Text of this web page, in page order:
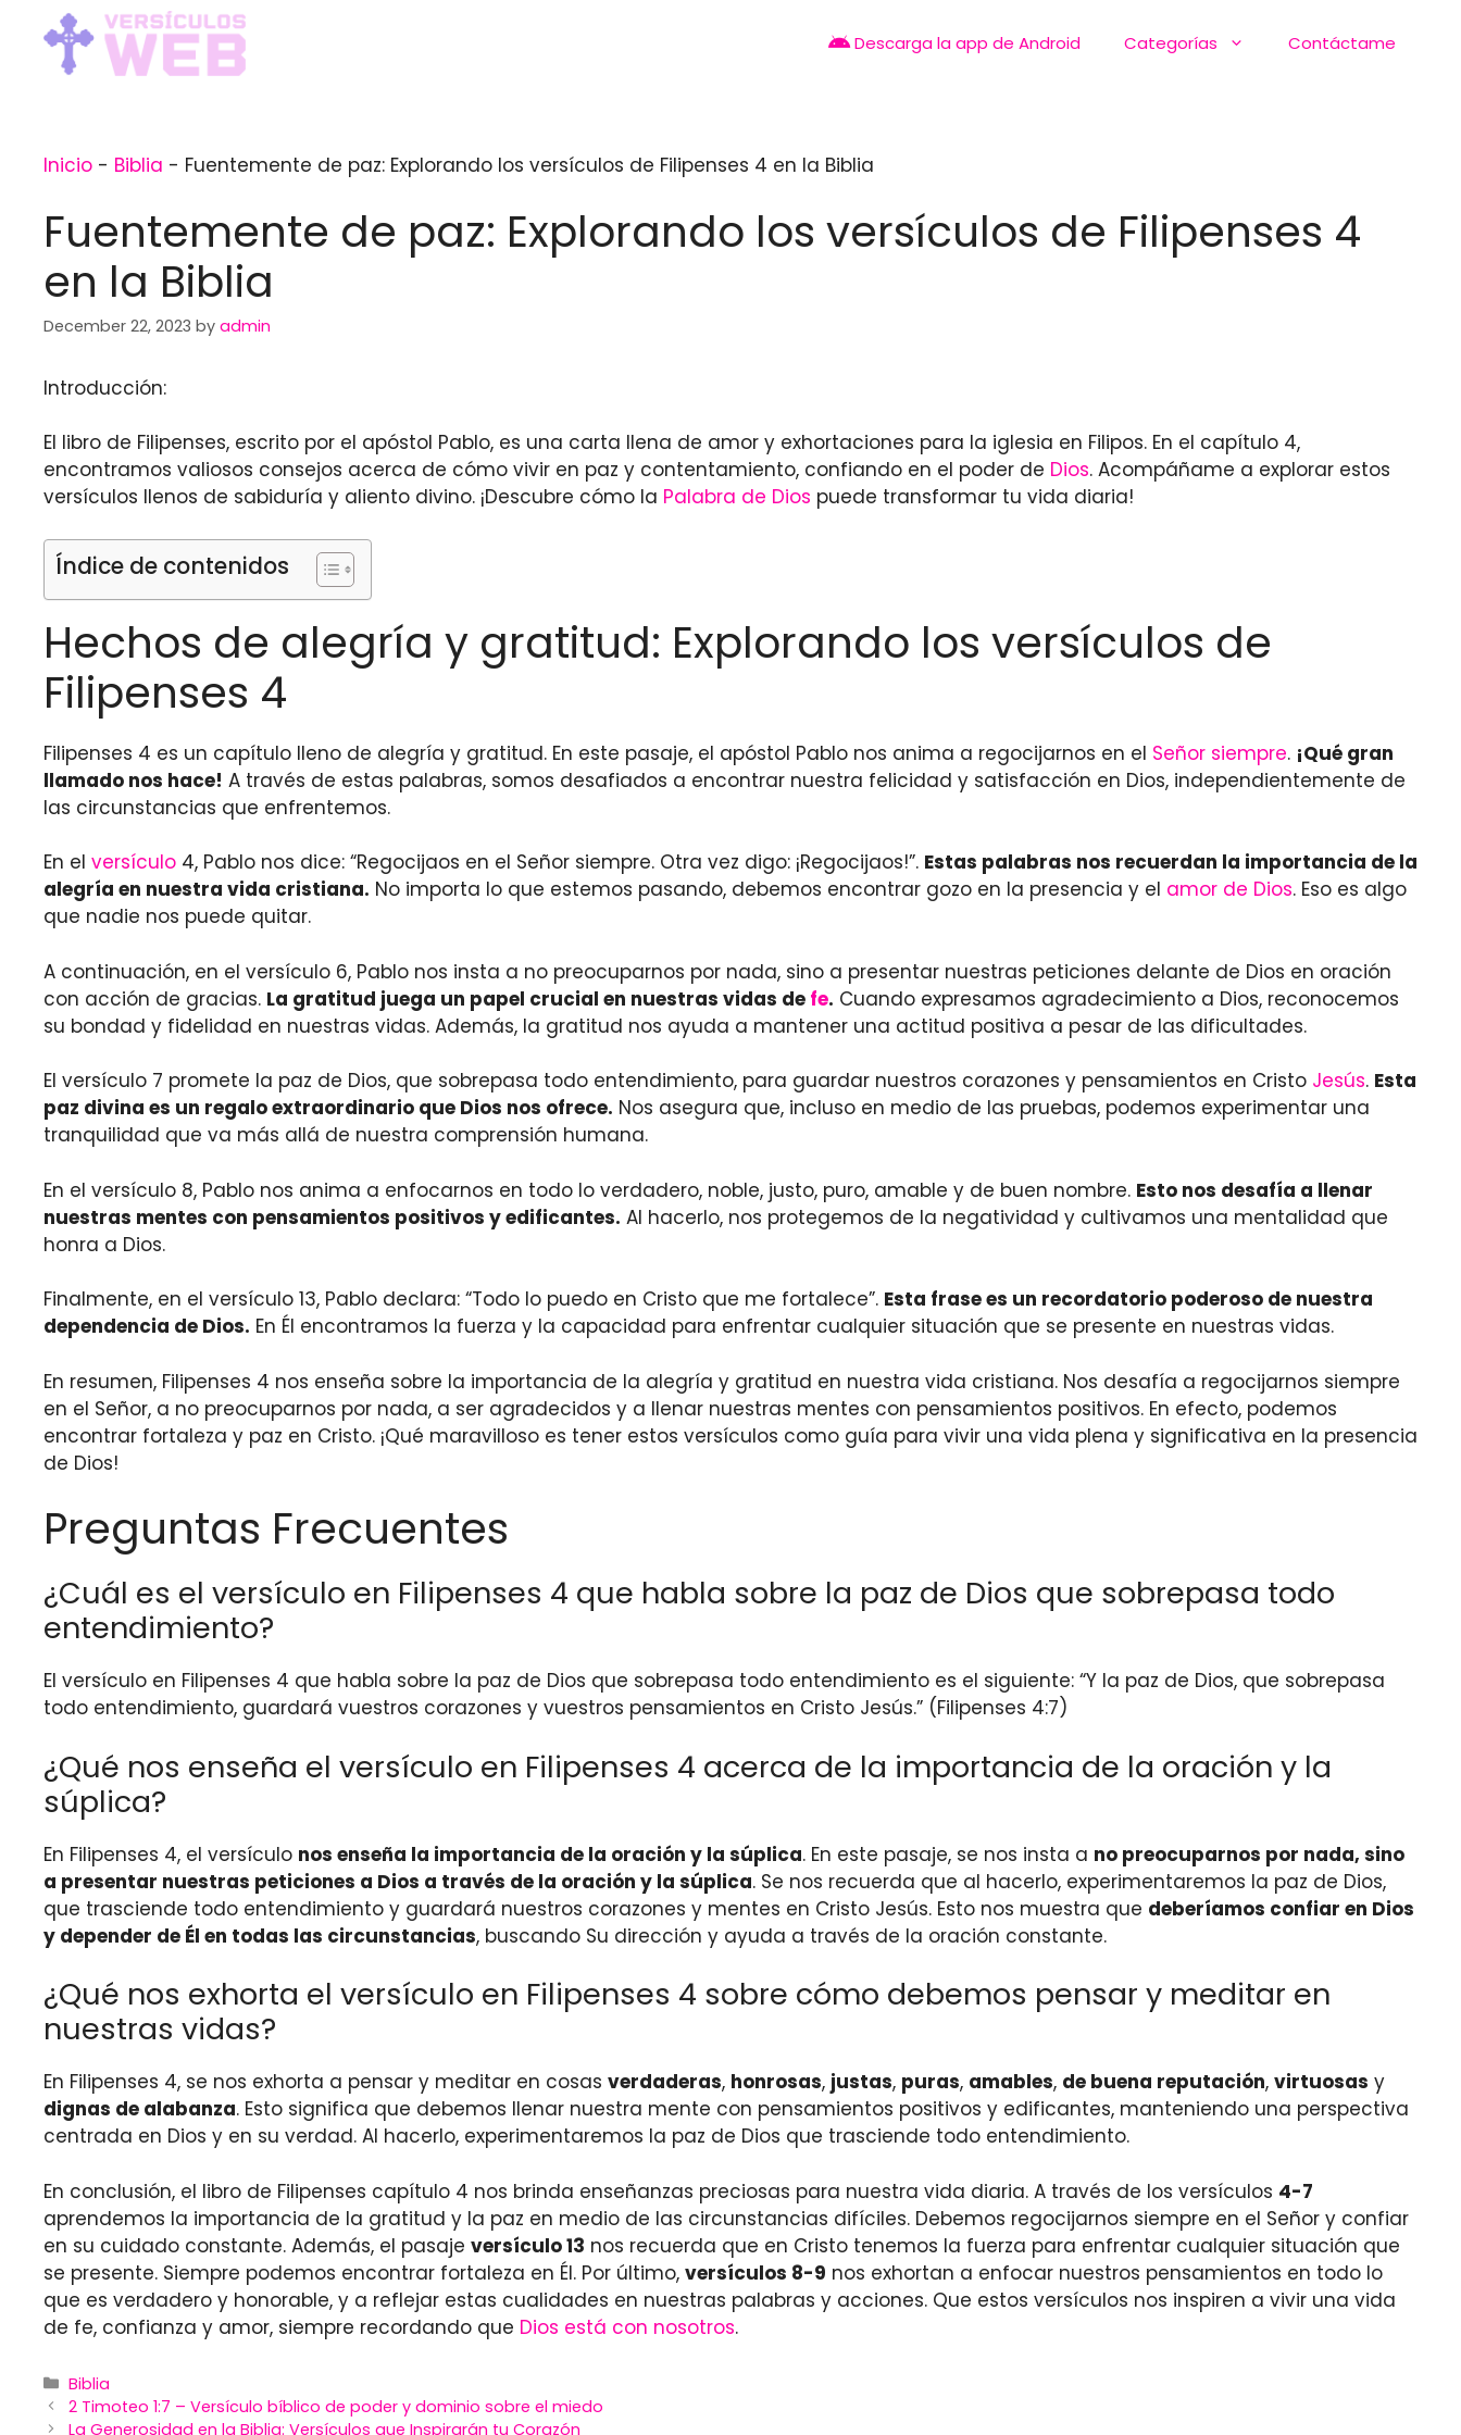
content
Descarga la app de Android Categorías Contáctame
Inicio - Biblia - Fuentemente de paz: Explorando los versículos de Filipenses 4 en la Biblia
Fuentemente de paz: Explorando los versículos de Filipenses 4
en la Biblia
December 22, 2023 by admin
Introducción:
El libro de Filipenses, escrito por el apóstol Pablo, es una carta llena de amor y exhortaciones para la iglesia en Filipos. En el capítulo 4,
encontramos valiosos consejos acerca de cómo vivir en paz y contentamiento, confiando en el poder de Dios. Acompáñame a explorar estos
versículos llenos de sabiduría y aliento divino. ¡Descubre cómo la Palabra de Dios puede transformar tu vida diaria!
Índice de contenidos
Hechos de alegría y gratitud: Explorando los versículos de
Filipenses 4
Filipenses 4 es un capítulo lleno de alegría y gratitud. En este pasaje, el apóstol Pablo nos anima a regocijarnos en el Señor siempre. ¡Qué gran
llamado nos hace! A través de estas palabras, somos desafiados a encontrar nuestra felicidad y satisfacción en Dios, independientemente de
las circunstancias que enfrentemos.
En el versículo 4, Pablo nos dice: “Regocijaos en el Señor siempre. Otra vez digo: ¡Regocijaos!”. Estas palabras nos recuerdan la importancia de la
alegría en nuestra vida cristiana. No importa lo que estemos pasando, debemos encontrar gozo en la presencia y el amor de Dios. Eso es algo
que nadie nos puede quitar.
A continuación, en el versículo 6, Pablo nos insta a no preocuparnos por nada, sino a presentar nuestras peticiones delante de Dios en oración
con acción de gracias. La gratitud juega un papel crucial en nuestras vidas de fe. Cuando expresamos agradecimiento a Dios, reconocemos
su bondad y fidelidad en nuestras vidas. Además, la gratitud nos ayuda a mantener una actitud positiva a pesar de las dificultades.
El versículo 7 promete la paz de Dios, que sobrepasa todo entendimiento, para guardar nuestros corazones y pensamientos en Cristo Jesús. Esta
paz divina es un regalo extraordinario que Dios nos ofrece. Nos asegura que, incluso en medio de las pruebas, podemos experimentar una
tranquilidad que va más allá de nuestra comprensión humana.
En el versículo 8, Pablo nos anima a enfocarnos en todo lo verdadero, noble, justo, puro, amable y de buen nombre. Esto nos desafía a llenar
nuestras mentes con pensamientos positivos y edificantes. Al hacerlo, nos protegemos de la negatividad y cultivamos una mentalidad que
honra a Dios.
Finalmente, en el versículo 13, Pablo declara: “Todo lo puedo en Cristo que me fortalece”. Esta frase es un recordatorio poderoso de nuestra
dependencia de Dios. En Él encontramos la fuerza y la capacidad para enfrentar cualquier situación que se presente en nuestras vidas.
En resumen, Filipenses 4 nos enseña sobre la importancia de la alegría y gratitud en nuestra vida cristiana. Nos desafía a regocijarnos siempre
en el Señor, a no preocuparnos por nada, a ser agradecidos y a llenar nuestras mentes con pensamientos positivos. En efecto, podemos
encontrar fortaleza y paz en Cristo. ¡Qué maravilloso es tener estos versículos como guía para vivir una vida plena y significativa en la presencia
de Dios!
Preguntas Frecuentes
¿Cuál es el versículo en Filipenses 4 que habla sobre la paz de Dios que sobrepasa todo
entendimiento?
El versículo en Filipenses 4 que habla sobre la paz de Dios que sobrepasa todo entendimiento es el siguiente: “Y la paz de Dios, que sobrepasa
todo entendimiento, guardará vuestros corazones y vuestros pensamientos en Cristo Jesús.” (Filipenses 4:7)
¿Qué nos enseña el versículo en Filipenses 4 acerca de la importancia de la oración y la
súplica?
En Filipenses 4, el versículo nos enseña la importancia de la oración y la súplica. En este pasaje, se nos insta a no preocuparnos por nada, sino
a presentar nuestras peticiones a Dios a través de la oración y la súplica. Se nos recuerda que al hacerlo, experimentaremos la paz de Dios,
que trasciende todo entendimiento y guardará nuestros corazones y mentes en Cristo Jesús. Esto nos muestra que deberíamos confiar en Dios
y depender de Él en todas las circunstancias, buscando Su dirección y ayuda a través de la oración constante.
¿Qué nos exhorta el versículo en Filipenses 4 sobre cómo debemos pensar y meditar en
nuestras vidas?
En Filipenses 4, se nos exhorta a pensar y meditar en cosas verdaderas, honrosas, justas, puras, amables, de buena reputación, virtuosas y
dignas de alabanza. Esto significa que debemos llenar nuestra mente con pensamientos positivos y edificantes, manteniendo una perspectiva
centrada en Dios y en su verdad. Al hacerlo, experimentaremos la paz de Dios que trasciende todo entendimiento.
En conclusión, el libro de Filipenses capítulo 4 nos brinda enseñanzas preciosas para nuestra vida diaria. A través de los versículos 4-7
aprendemos la importancia de la gratitud y la paz en medio de las circunstancias difíciles. Debemos regocijarnos siempre en el Señor y confiar
en su cuidado constante. Además, el pasaje versículo 13 nos recuerda que en Cristo tenemos la fuerza para enfrentar cualquier situación que
se presente. Siempre podemos encontrar fortaleza en Él. Por último, versículos 8-9 nos exhortan a enfocar nuestros pensamientos en todo lo
que es verdadero y honorable, y a reflejar estas cualidades en nuestras palabras y acciones. Que estos versículos nos inspiren a vivir una vida
de fe, confianza y amor, siempre recordando que Dios está con nosotros.
Categories
Biblia
2 Timoteo 1:7 – Versículo bíblico de poder y dominio sobre el miedo
La Generosidad en la Biblia: Versículos que Inspirarán tu Corazón